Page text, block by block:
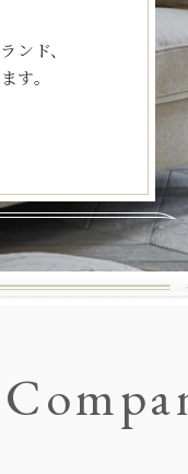
ンド、
す。